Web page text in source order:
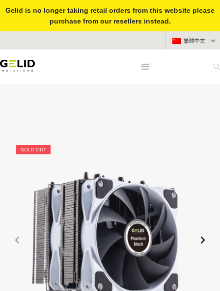
Gelid is no longer taking retail orders from this website please
purchase from our resellers instead.
繁體中文
SOLD OUT